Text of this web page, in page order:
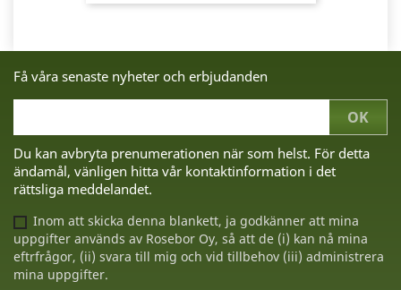
Få våra senaste nyheter och erbjudanden
Du kan avbryta prenumerationen när som helst. För detta
ändamål, vänligen hitta vår kontaktinformation i det
rättsliga meddelandet.
Inom att skicka denna blankett, ja godkänner att mina
uppgifter används av Rosebor Oy, så att de (i) kan nå mina
eftrfrågor, (ii) svara till mig och vid tillbehov (iii) administrera
mina uppgifter.